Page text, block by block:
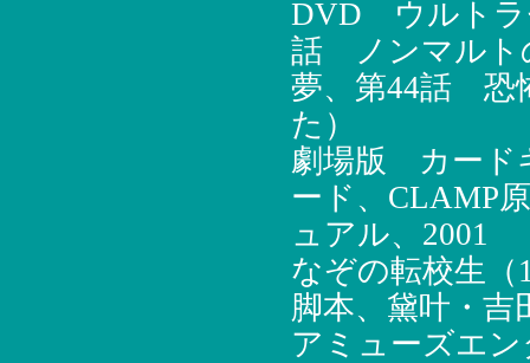
DVD ウルトラ
話 ノンマルト
夢、第44話 恐
た）
劇場版 カード
ード、CLAMP
ュアル、2001
なぞの転校生（
脚本、黛叶・
アミューズエ